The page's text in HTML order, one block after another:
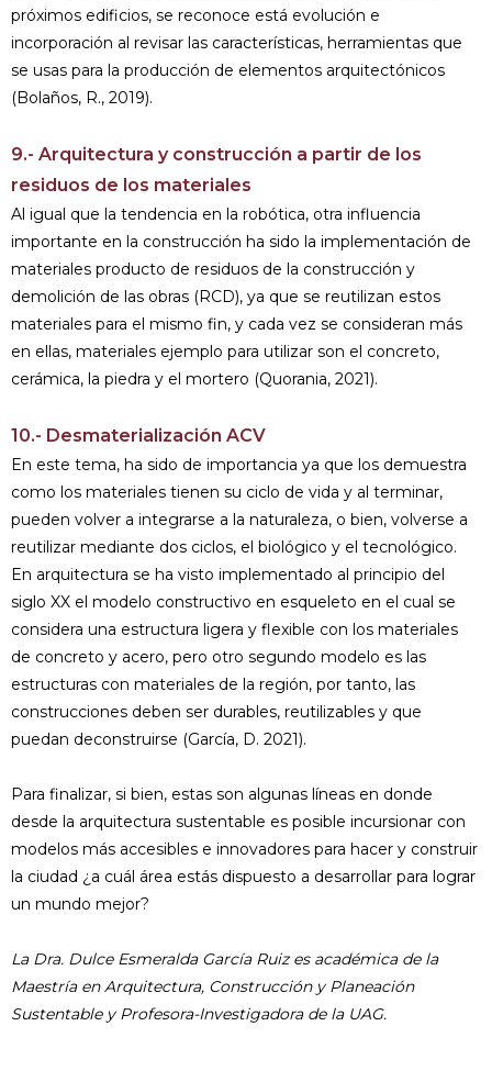
próximos edificios, se reconoce está evolución e
incorporación al revisar las características, herramientas que
se usas para la producción de elementos arquitectónicos
(Bolaños, R., 2019).
9.- Arquitectura y construcción a partir de los
residuos de los materiales
Al igual que la tendencia en la robótica, otra influencia
importante en la construcción ha sido la implementación de
materiales producto de residuos de la construcción y
demolición de las obras (RCD), ya que se reutilizan estos
materiales para el mismo fin, y cada vez se consideran más
en ellas, materiales ejemplo para utilizar son el concreto,
cerámica, la piedra y el mortero (Quorania, 2021).
10.- Desmaterialización ACV
En este tema, ha sido de importancia ya que los demuestra
como los materiales tienen su ciclo de vida y al terminar,
pueden volver a integrarse a la naturaleza, o bien, volverse a
reutilizar mediante dos ciclos, el biológico y el tecnológico.
En arquitectura se ha visto implementado al principio del
siglo XX el modelo constructivo en esqueleto en el cual se
considera una estructura ligera y flexible con los materiales
de concreto y acero, pero otro segundo modelo es las
estructuras con materiales de la región, por tanto, las
construcciones deben ser durables, reutilizables y que
puedan deconstruirse (García, D. 2021).
Para finalizar, si bien, estas son algunas líneas en donde
desde la arquitectura sustentable es posible incursionar con
modelos más accesibles e innovadores para hacer y construir
la ciudad ¿a cuál área estás dispuesto a desarrollar para lograr
un mundo mejor?
La Dra. Dulce Esmeralda García Ruiz es académica de la
Maestría en Arquitectura, Construcción y Planeación
Sustentable y Profesora-Investigadora de la UAG.